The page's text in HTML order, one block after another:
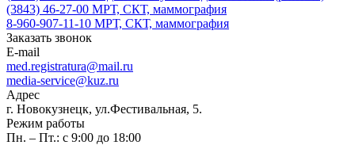
(3843) 46-27-00 МРТ, СКТ, маммография
8-960-907-11-10 МРТ, СКТ, маммография
Заказать звонок
E-mail
med.registratura@mail.ru
media-service@kuz.ru
Адрес
г. Новокузнецк, ул.Фестивальная, 5.
Режим работы
Пн. – Пт.: с 9:00 до 18:00